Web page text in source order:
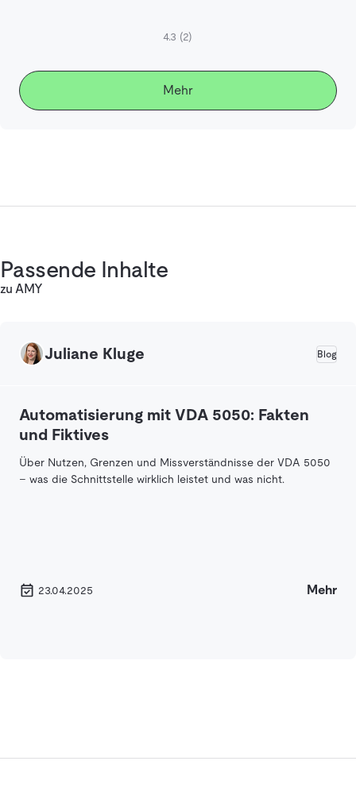
4.3 (2)
Mehr
Passende Inhalte
zu AMY
Juliane Kluge Blog
Automatisierung mit VDA 5050: Fakten
und Fiktives
Über Nutzen, Grenzen und Missverständnisse der VDA 5050
– was die Schnittstelle wirklich leistet und was nicht.
23.04.2025 Mehr